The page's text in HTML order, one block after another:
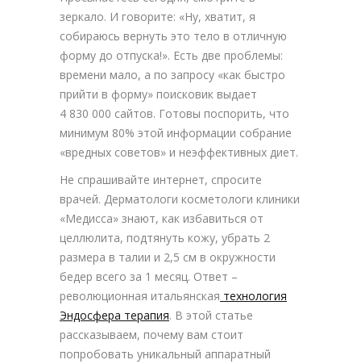
зеркало. И говорите: «Ну, хватит, я
собираюсь вернуть это тело в отличную
форму до отпуска!». Есть две проблемы:
времени мало, а по запросу «как быстро
прийти в форму» поисковик выдает
4 830 000 сайтов. Готовы поспорить, что
минимум 80% этой информации собрание
«вредных советов» и неэффективных диет.
Не спрашивайте интернет, спросите
врачей. Дерматологи косметологи клиники
«Медисса» знают, как избавиться от
целлюлита, подтянуть кожу, убрать 2
размера в талии и 2,5 см в окружности
бедер всего за 1 месяц. Ответ –
революционная итальянская технология
Эндосфера терапия. В этой статье
рассказываем, почему вам стоит
попробовать уникальный аппаратный